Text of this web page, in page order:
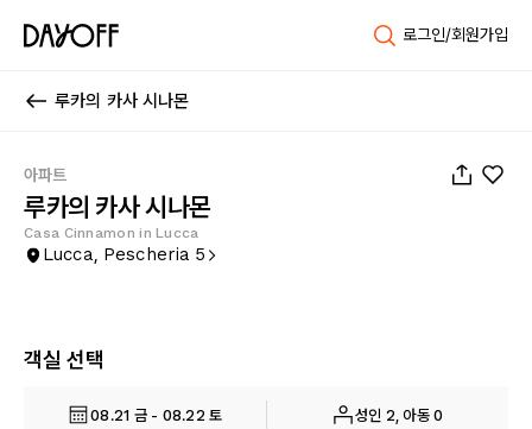
로그인/회원가입
루카의 카사 시나몬
아파트
루카의 카사 시나몬
Casa Cinnamon in Lucca
Lucca, Pescheria 5
객실 선택
08.21 금 - 08.22 토 성인 2, 아동 0